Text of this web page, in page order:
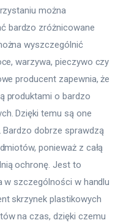
można
bardzo zróżnicowane
wyszczególnić
warzywa, pieczywo czy
producent zapewnia, że
produktami o bardzo
Dzięki temu są one
Bardzo dobrze sprawdzą
ponieważ z całą
ochronę. Jest to
w szczególności w handlu
skrzynek plastikowych
na czas, dzięki czemu